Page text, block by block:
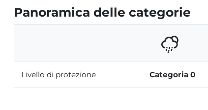
Panoramica delle categorie
Livello di protezione Categoria 0